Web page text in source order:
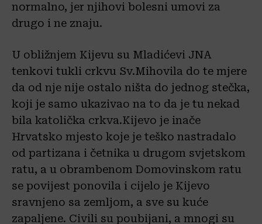
normalno, jer njihovi bolesni umovi za
drugo i ne znaju.
U obližnjem Kijevu su Mladićevi JNA
tenkovi tukli crkvu Sv.Mihovila do te mjere
da od nje nije ostalo ništa do jednog stečka,
koji je samo ukazivao na to da je tu nekad
bila katolička crkva.Kijevo je inače
Hrvatsko mjesto koje je teško nastradalo
od partizana i četnika u drugom svjetskom
ratu, a u obrambenom Domovinskom ratu
se povijest ponovila i cijelo je Kijevo
sravnjeno sa zemljom, a sve su kuće
zapaljene. Civili su poubijani, a mnogi su